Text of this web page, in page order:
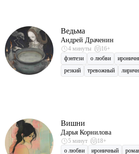
Ведьма
Андрей Драченин
4 минуты
16+
фэнтези
о любви
резкий
тревожный
Вишни
Дарья Корнилова
5 минут
18+
о любви
ироничный